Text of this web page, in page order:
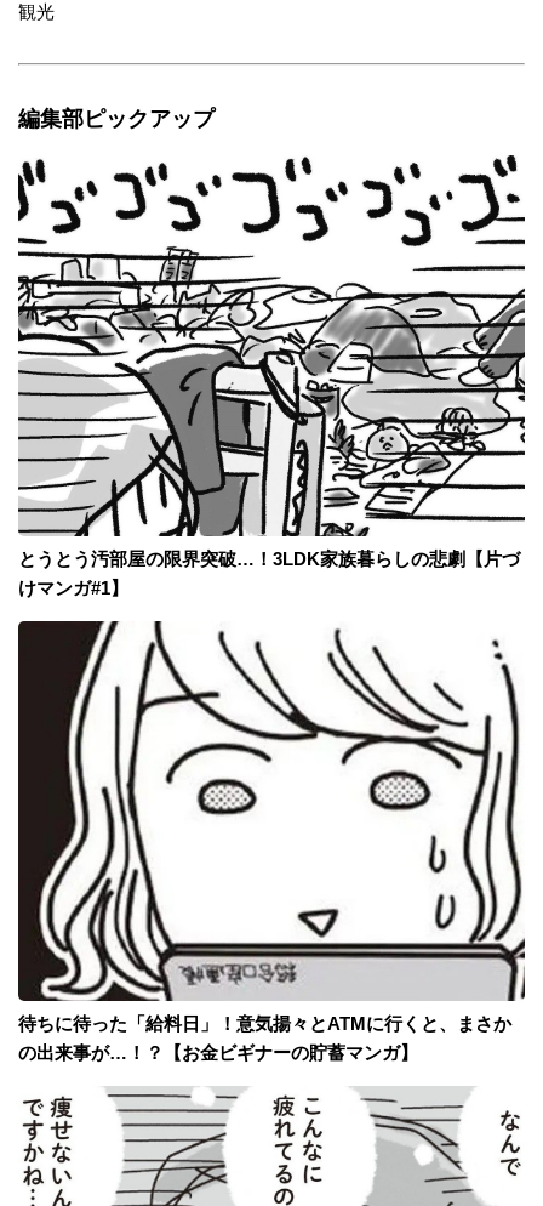
観光
編集部ピックアップ
とうとう汚部屋の限界突破…！3LDK家族暮らしの悲劇【片づ
けマンガ#1】
待ちに待った「給料日」！意気揚々とATMに行くと、まさか
の出来事が…！？【お金ビギナーの貯蓄マンガ】